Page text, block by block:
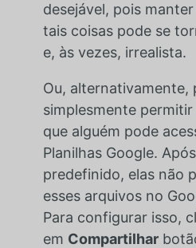
desejável, pois
tais coisas pode se
e, às vezes, irrealista.
Ou, alternativamente,
simplesmente
que alguém pode
Planilhas Google.
predefinido, elas não
esses arquivos no
Para configurar isso,
em Compartilhar